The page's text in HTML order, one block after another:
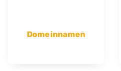
Domeinnamen